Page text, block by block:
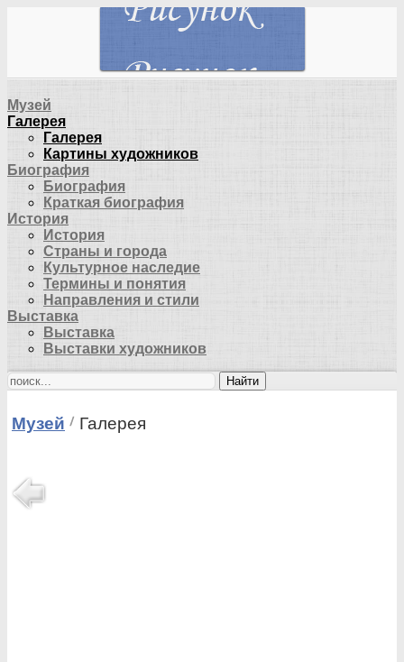
Музей
Галерея
Галерея
Картины художников
Биография
Биография
Краткая биография
История
История
Страны и города
Культурное наследие
Термины и понятия
Направления и стили
Выставка
Выставка
Выставки художников
Найти
Музей Галерея